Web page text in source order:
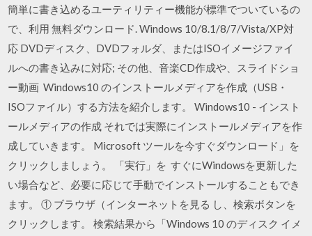
簡単に書き込めるユーティリティー機能が標準でついているの
で、利用 無料ダウンロード. Windows 10/8.1/8/7/Vista/XP対
応 DVDディスク、DVDフォルダ、またはISOイメージファイ
ルへの書き込みに対応; その他、音楽CD作成や、スライドショ
ー動画 Windows10 のインストールメディアを作成（USB・
ISOファイル）する方法を紹介します。 Windows10 - インスト
ールメディアの作成 それでは実際にインストールメディアを作
成していきます。 Microsoft ツールを今すぐダウンロード」を
クリックしましょう。 「実行」を すぐにWindowsを更新した
い場合など、必要に応じて手動でインストールすることもでき
ます。 ① ブラウザ（インターネットを見る し、検索ボタンを
クリックします。 検索結果から「Windows 10 のディスク イメ